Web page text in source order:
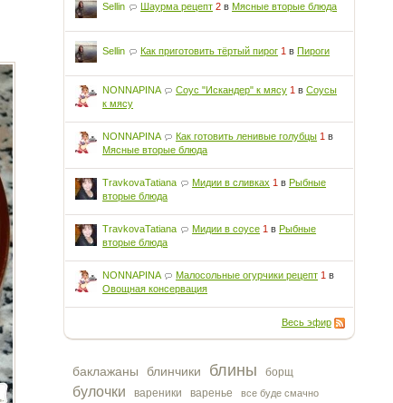
Sellin Шаурма рецепт 2 вМясные вторые блюда
Sellin Как приготовить тёртый пирог 1 вПироги
NONNAPINA Соус "Искандер" к мясу 1 вСоусы
к мясу
NONNAPINA Как готовить ленивые голубцы 1 в
Мясные вторые блюда
TravkovaTatiana Мидии в сливках 1 вРыбные
вторые блюда
TravkovaTatiana Мидии в соусе 1 вРыбные
вторые блюда
NONNAPINA Малосольные огурчики рецепт 1 в
Овощная консервация
Весь эфир
баклажаны блинчики блины борщ
булочки вареники варенье все буде смачно